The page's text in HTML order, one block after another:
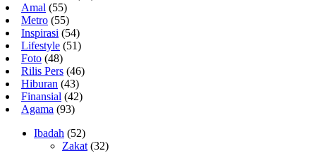
Amal (55)
Metro (55)
Inspirasi (54)
Lifestyle (51)
Foto (48)
Rilis Pers (46)
Hiburan (43)
Finansial (42)
Agama (93)
Ibadah (52)
Zakat (32)